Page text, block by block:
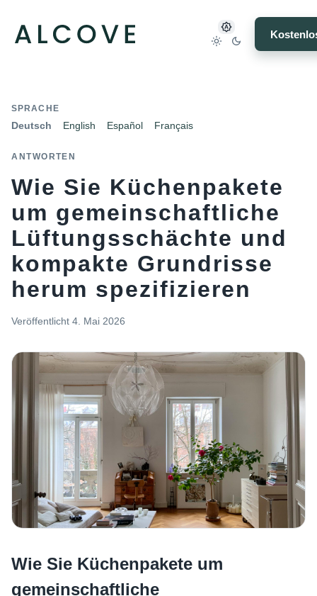
SPRACHE
Deutsch English Español Français
ANTWORTEN
Wie Sie Küchenpakete
um gemeinschaftliche
Lüftungsschächte und
kompakte Grundrisse
herum spezifizieren
Veröffentlicht 4. Mai 2026
Wie Sie Küchenpakete um
gemeinschaftliche